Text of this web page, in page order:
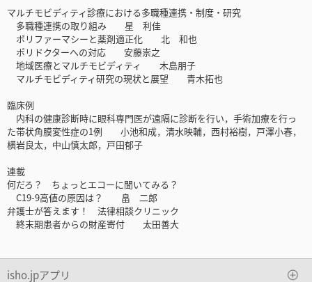
マルチモビディティ診療における多職種連携・制度・研究
多職種連携の取り組み 星 利佳
ポリファーマシーと薬剤適正化 北 和也
ポリドクターへの対応 安藤崇之
地域医療とマルチモビディティ 木島朋子
マルチモビディティ研究の現状と展望 青木拓也
臨床例
内科の健康診断時に眼科専門医が遠隔に診断を行い，手術加療を行っ
た帯状角膜変性症の1例 小池和成，清水映輔，西村裕樹，戸澤小春，
横岩良太，中山慎太郎，戸田郁子
連載
何だろ？ ちょっとエコーに聞いてみる？
C19-9高値の原因は？ 畠 二郎
弁護士が答えます！ 法律相談クリニック
終末期患者からの財産寄付 太田善大
isho.jpアプリ